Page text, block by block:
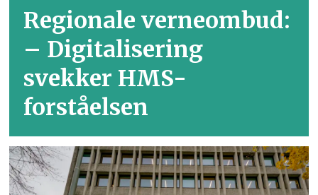
Regionale verneombud:
– Digitalisering
svekker HMS-
forståelsen